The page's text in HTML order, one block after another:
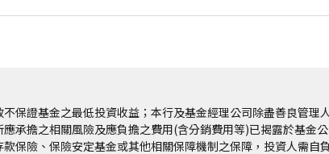
保證基金之最低投資收益；本行及基金經理公司除盡善良管理
承擔之相關風險及應負擔之費用(含分銷費用等)已揭露於基金
保險、保險安定基金或其他相關保障機制之保障，投資人需自